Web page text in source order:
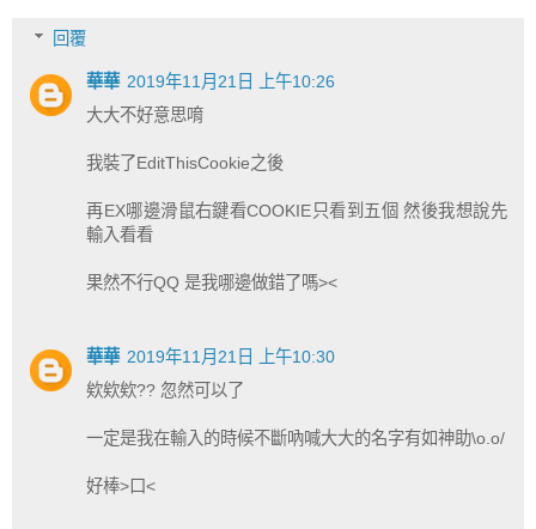
回覆
華華 2019年11月21日 上午10:26
大大不好意思唷
我裝了EditThisCookie之後
再EX哪邊滑鼠右鍵看COOKIE只看到五個 然後我想說先
輸入看看
果然不行QQ 是我哪邊做錯了嗎><
華華 2019年11月21日 上午10:30
欸欸欸?? 忽然可以了
一定是我在輸入的時候不斷吶喊大大的名字有如神助\o.o/
好棒>口<